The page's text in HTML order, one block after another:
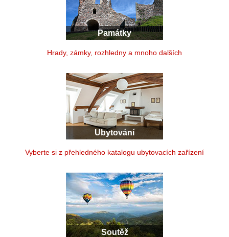
Památky
Hrady, zámky, rozhledny a mnoho dalších
Ubytování
Vyberte si z přehledného katalogu ubytovacích zařízení
Soutěž